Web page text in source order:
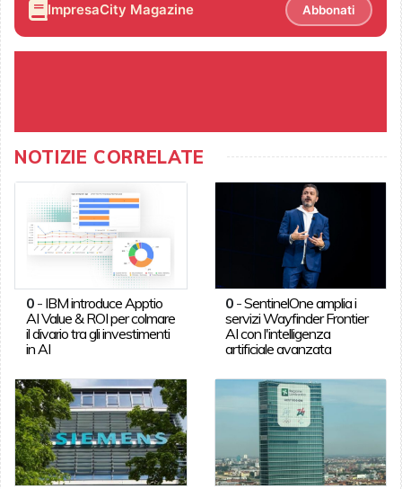
ImpresaCity Magazine Abbonati
NOTIZIE CORRELATE
0- IBM introduce Apptio
AI Value & ROI per colmare
il divario tra gli investimenti
in AI
0 -SentinelOne amplia i
servizi Wayfinder Frontier
AI con l'intelligenza
artificiale avanzata